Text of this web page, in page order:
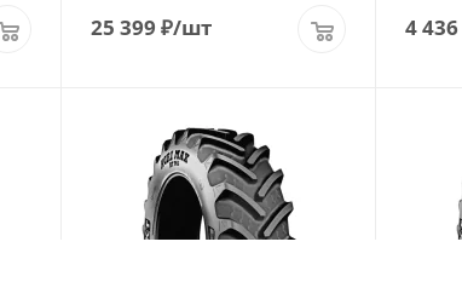
25 399 ₽/шт 4 436